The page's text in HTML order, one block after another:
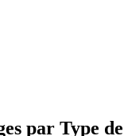
par Type